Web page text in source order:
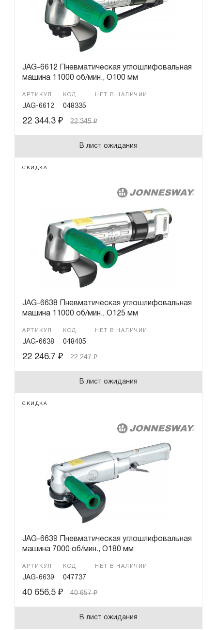
JAG-6612 Пневматическая углошлифовальная
машина 11000 об/мин., O100 мм
АРТИКУЛ
JAG-6612
КОД
048335
НЕТ В НАЛИЧИИ
22 344.3 ₽ 22 345₽
В лист ожидания
СКИДКА
JAG-6638 Пневматическая углошлифовальная
машина 11000 об/мин., O125 мм
АРТИКУЛ
JAG-6638
КОД
048405
НЕТ В НАЛИЧИИ
22 246.7 ₽ 22 247₽
В лист ожидания
СКИДКА
JAG-6639 Пневматическая углошлифовальная
машина 7000 об/мин., O180 мм
АРТИКУЛ
JAG-6639
КОД
047737
НЕТ В НАЛИЧИИ
40 656.5 ₽ 40 657₽
В лист ожидания